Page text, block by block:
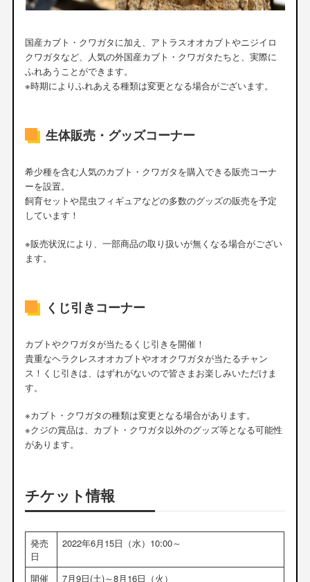
国産カブト・クワガタに加え、アトラスオオカブトやニジイロ
クワガタなど、人気の外国産カブト・クワガタたちと、実際に
ふれあうことができます。
※時期によりふれあえる種類は変更となる場合がございます。
生体販売・グッズコーナー
希少種を含む人気のカブト・クワガタを購入できる販売コーナ
ーを設置。
飼育セットや昆虫フィギュアなどの多数のグッズの販売を予定
しています！
※販売状況により、一部商品の取り扱いが無くなる場合がござい
ます。
くじ引きコーナー
カブトやクワガタが当たるくじ引きを開催！
貴重なヘラクレスオオカブトやオオクワガタが当たるチャン
ス！くじ引きは、はずれがないので皆さまお楽しみいただけま
す。
※カブト・クワガタの種類は変更となる場合があります。
※クジの賞品は、カブト・クワガタ以外のグッズ等となる可能性
があります。
チケット情報
発売
日
2022年6月15日（水）10:00～
開催 7月9日(土)～8月16日（火）